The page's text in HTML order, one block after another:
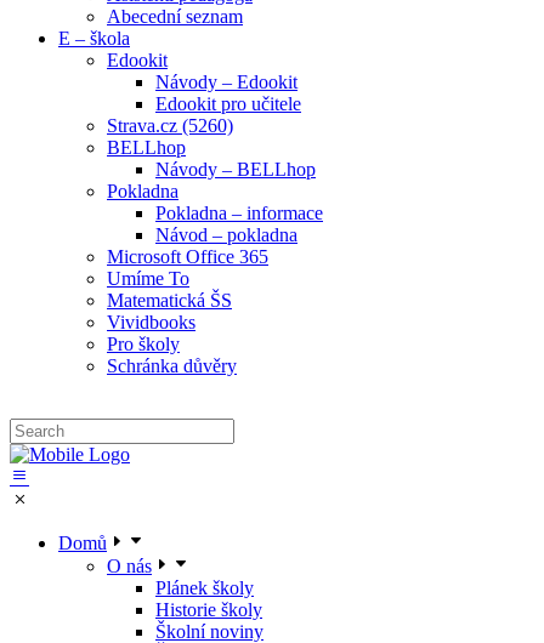
Abecední seznam
E – škola
Edookit
Návody – Edookit
Edookit pro učitele
Strava.cz (5260)
BELLhop
Návody – BELLhop
Pokladna
Pokladna – informace
Návod – pokladna
Microsoft Office 365
Umíme To
Matematická ŠS
Vividbooks
Pro školy
Schránka důvěry
Domů
O nás
Plánek školy
Historie školy
Školní noviny